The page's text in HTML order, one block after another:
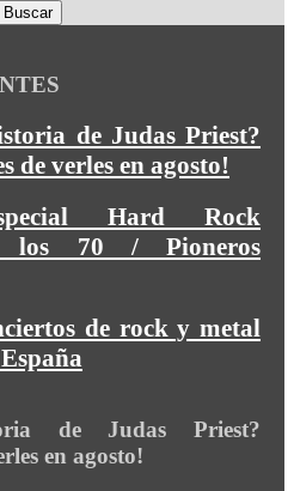
de Judas Priest?
de verles en agosto!
Hard Rock
los 70 / Pioneros
de rock y metal
de Judas Priest?
en agosto!